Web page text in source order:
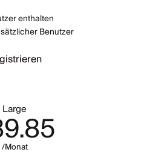
enthalten
Benutzer
Large
/Monat